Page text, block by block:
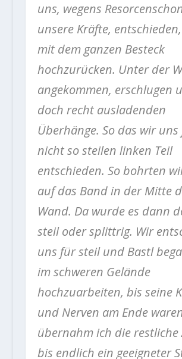
uns, wegens
unsere Kräfte,
mit dem ganzen Besteck
hochzurücken. Unter der
angekommen, erschlugen
doch recht ausladenden
Überhänge. So das wir
nicht so steilen linken Teil
entschieden. So bohrten
auf das Band in der Mitte
Wand. Da wurde es dann
steil oder splittrig. Wir
uns für steil und Bastl
im schweren Gelände
hochzuarbeiten, bis seine
und Nerven am Ende
übernahm ich die restliche
bis endlich ein geeigneter